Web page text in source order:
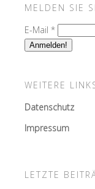
MELDEN SIE
E-Mail *
WEITERE
Datenschutz
Impressum
LETZTE